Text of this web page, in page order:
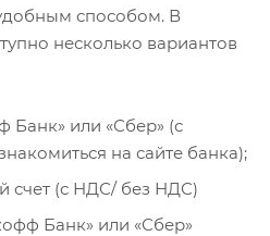
способом. В
несколько вариантов
Банк» или «Сбер» (с
на сайте банка);
счет (с НДС/ без НДС)
Банк» или «Сбер»